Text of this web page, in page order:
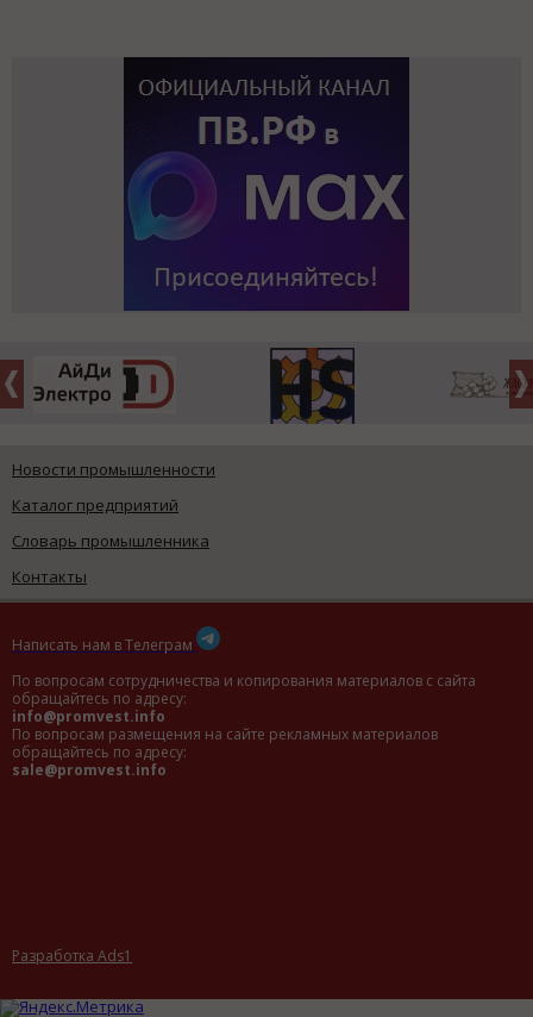
Новости промышленности
Каталог предприятий
Словарь промышленника
Контакты
Написать нам в Телеграм
По вопросам сотрудничества и копирования материалов с сайта
обращайтесь по адресу:
info@promvest.info
По вопросам размещения на сайте рекламных материалов
обращайтесь по адресу:
sale@promvest.info
Разработка Ads1